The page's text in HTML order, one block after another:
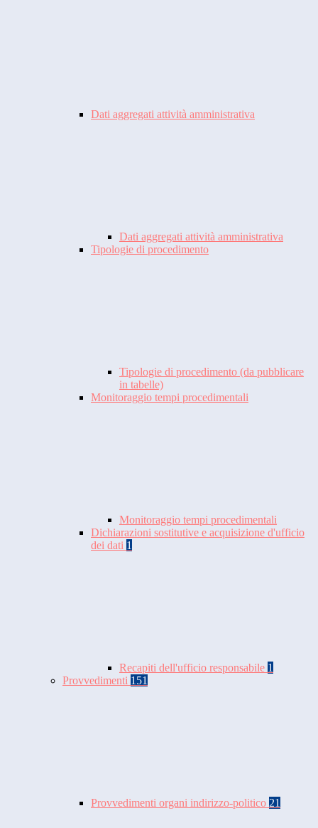
Dati aggregati attività amministrativa
Dati aggregati attività amministrativa
Tipologie di procedimento
Tipologie di procedimento (da pubblicare
in tabelle)
Monitoraggio tempi procedimentali
Monitoraggio tempi procedimentali
Dichiarazioni sostitutive e acquisizione d'ufficio
dei dati 1
Recapiti dell'ufficio responsabile 1
Provvedimenti 151
Provvedimenti organi indirizzo-politico 21